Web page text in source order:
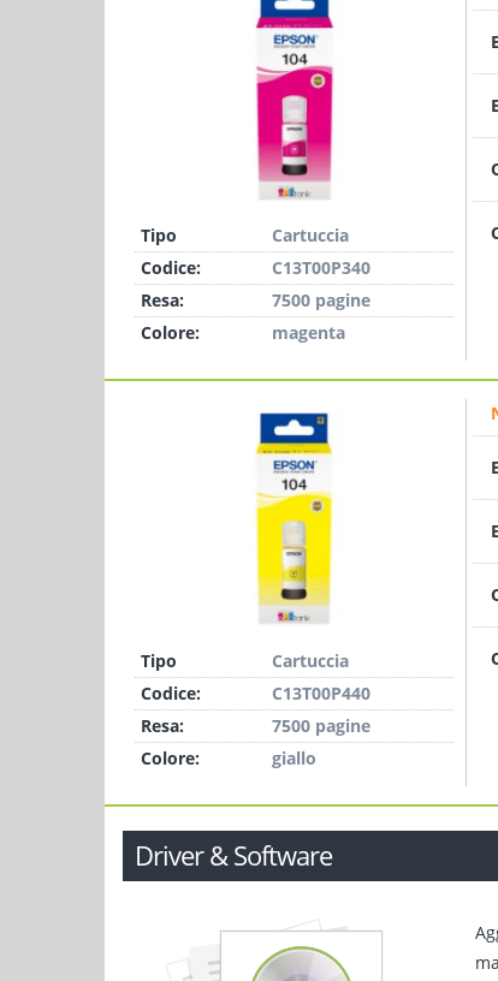
Tipo
Cartuccia
Codice:
C13T00P340
Resa:
7500 pagine
Colore:
magenta
Tipo
Cartuccia
Codice:
C13T00P440
Resa:
7500 pagine
Colore:
giallo
Driver & Software